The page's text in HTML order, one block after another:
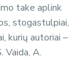
take aplink
stogastulpiai,
kurių autoriai –
Vaida, A.